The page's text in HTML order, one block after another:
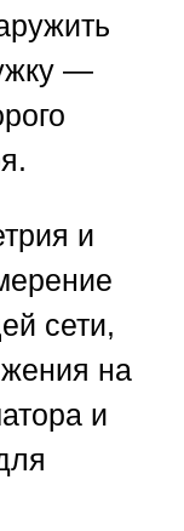
—
и
сети,
на
и